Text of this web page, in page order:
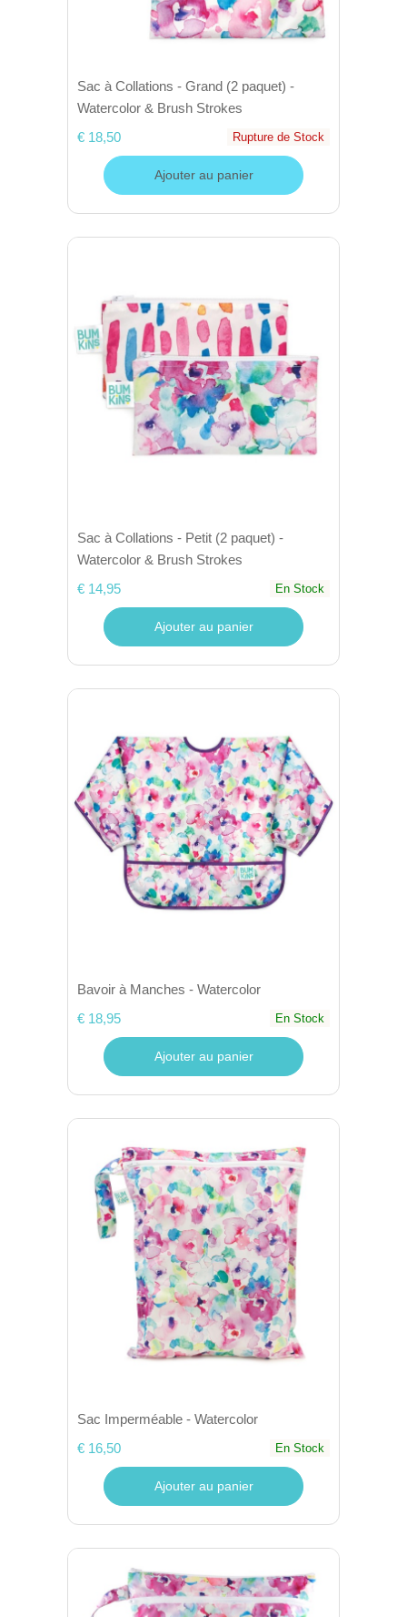
Sac à Collations - Grand (2 paquet) -
Watercolor & Brush Strokes
€ 18,50
Rupture de Stock
Ajouter au panier
Sac à Collations - Petit (2 paquet) -
Watercolor & Brush Strokes
€ 14,95
En Stock
Ajouter au panier
Bavoir à Manches - Watercolor
€ 18,95
En Stock
Ajouter au panier
Sac Imperméable - Watercolor
€ 16,50
En Stock
Ajouter au panier